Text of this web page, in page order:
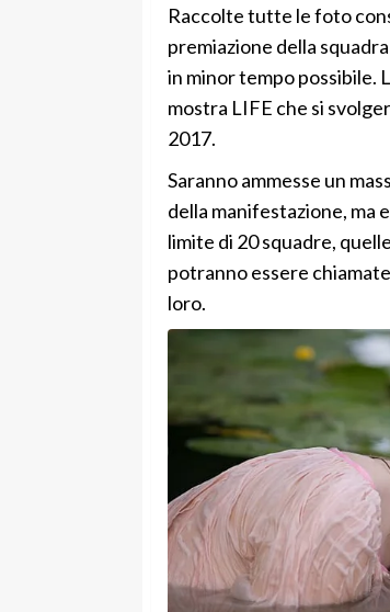
Raccolte tutte le foto
premiazione della
in minor tempo possibile.
mostra LIFE che si
2017.
Saranno ammesse un
della manifestazione, ma
limite di 20 squadre,
potranno essere
loro.